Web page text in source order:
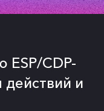
ESP/CDP-
и